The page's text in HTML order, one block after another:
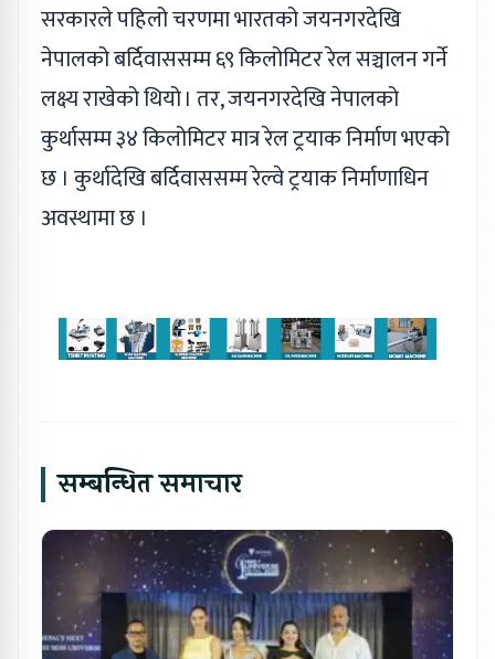
सरकारले पहिलो चरणमा भारतको जयनगरदेखि
नेपालको बर्दिवाससम्म ६९ किलोमिटर रेल सञ्चालन गर्ने
लक्ष्य राखेको थियो । तर, जयनगरदेखि नेपालको
कुर्थासम्म ३४ किलोमिटर मात्र रेल ट्रयाक निर्माण भएको
छ । कुर्थादेखि बर्दिवाससम्म रेल्वे ट्रयाक निर्माणाधिन
अवस्थामा छ ।
सम्बन्धित समाचार